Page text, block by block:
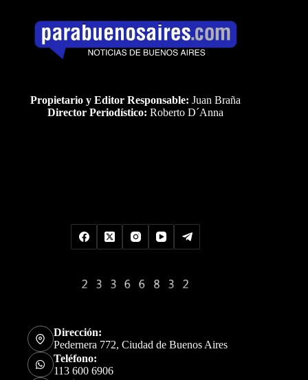
Propietario y Editor Responsable: Juan Braña
Director Periodístico: Roberto D´Anna
Dirección:
Pedernera 772, Ciudad de Buenos Aires
Teléfono:
113 600 6906